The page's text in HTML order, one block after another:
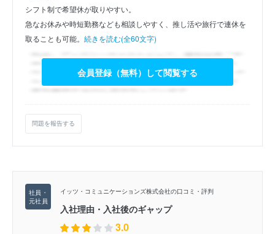
シフト制で希望休が取りやすい。
急なお休みや時短勤務なども相談しやすく、推し活や旅行で連休を
取ることも可能。 続きを読む(全60文字)
会員登録（無料）して閲覧する
問題を報告する
イッツ・コミュニケーションズ株式会社の口コミ・評判
入社理由・入社後のギャップ
3.0